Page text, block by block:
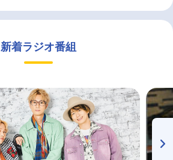
新着ラジオ番組